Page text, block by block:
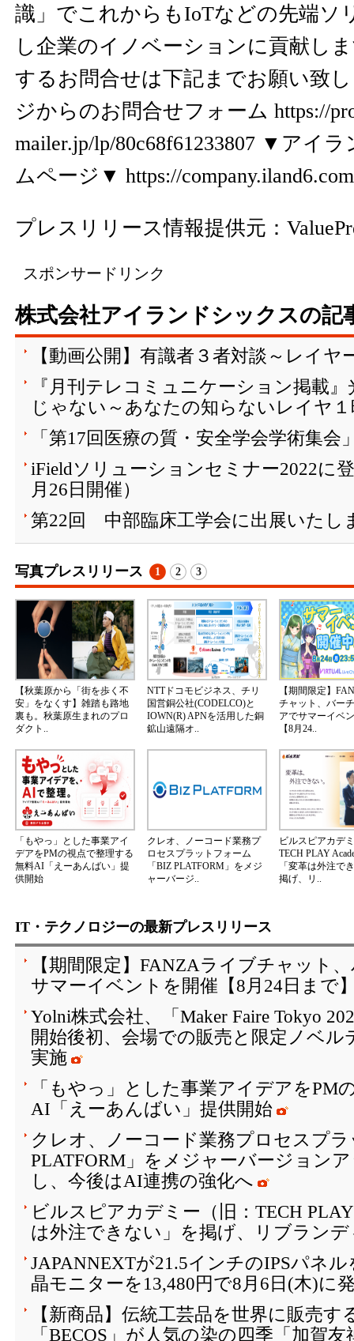
識」でこれからもIoTなどの先端ソ
し企業のイノベーションに貢献し
するお問合せは下記までお願い致
ジからのお問合せフォーム https://
mailer.jp/lp/80c68f61233807 ▼アイラ
ムページ▼ https://
プレスリリース情報提供元：
スポンサードリンク
株式会社アイランドシックスの記
【動画公開】有識者３者対談～レイヤ
『月刊テレコミュニケーション掲載
じゃない～あなたの知らないレイヤ
「第17回医療の質・安全学会学術集会
iFieldソリューションセミナー2022に
月26日開催）
第22回 中部臨床工学会に出展いたし
写真プレスリリース 1 2 3
【秋葉原から「街を歩く不
安」をなくす】雑踏も路地
裏も。秋葉原生まれのプロ
ダクト..
NTTドコモビジネス、チリ
国営銅公社(CODELCO)と
IOWN(R) APNを活用した銅
鉱山遠隔オ..
【期間限定】
チャット、バー
アでサマーイベ
【8月24..
「もやっ」とした事業アイ
デアをPMの視点で整理する
無料AI「えーあんばい」提
供開始
クレオ、ノーコード業務プ
ロセスプラットフォーム
「BIZ PLATFORM」をメジ
ャーバージ..
ビルスピアカデ
TECH PLAY
「変革は外注で
掲げ、リ..
IT・テクノロジーの最新プレスリリース
【期間限定】FANZAライブチャット
サマーイベントを開催【8月24日まで
Yolni株式会社、「Maker Faire Tokyo
開始後初、会場での販売と限定ノベ
実施
「もやっ」とした事業アイデアをPM
AI「えーあんばい」提供開始
クレオ、ノーコード業務プロセスプ
PLATFORM」をメジャーバージョン
し、今後はAI連携の強化へ
ビルスピアカデミー（旧：TECH
は外注できない」を掲げ、リブラン
JAPANNEXTが21.5インチのIPSパネ
晶モニターを13,480円で8月6日(木)に
【新商品】伝統工芸品を世界に販売す
「BECOS」が人気の染の四季「加賀